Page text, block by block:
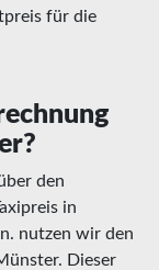
für die
den
in
nutzen wir den
Dieser